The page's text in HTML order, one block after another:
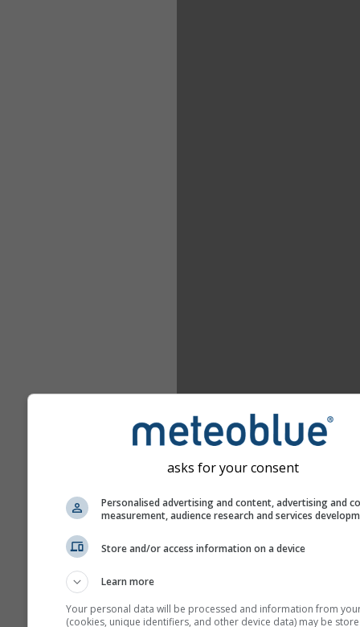
asks for your consent
Personalised advertising and content, advertising and
measurement, audience research and services
Store and/or access information on a device
Learn more
Your personal data will be processed and information from
(cookies, unique identifiers, and other device data) may be